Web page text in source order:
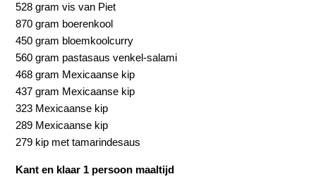
528 gram vis van Piet
870 gram boerenkool
450 gram bloemkoolcurry
560 gram pastasaus venkel-salami
468 gram Mexicaanse kip
437 gram Mexicaanse kip
323 Mexicaanse kip
289 Mexicaanse kip
279 kip met tamarindesaus
Kant en klaar 1 persoon maaltijd